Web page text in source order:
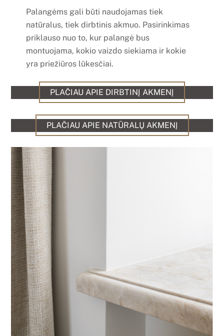
Palangėms gali būti naudojamas tiek
natūralus, tiek dirbtinis akmuo. Pasirinkimas
priklauso nuo to, kur palangė bus
montuojama, kokio vaizdo siekiama ir kokie
yra priežiūros lūkesčiai.
PLAČIAU APIE DIRBTINĮ AKMENĮ
PLAČIAU APIE NATŪRALŲ AKMENĮ